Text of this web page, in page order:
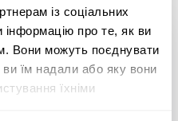
із соціальних
про те, як ви
Вони можуть поєднувати
ви їм надали або яку вони
їхніми